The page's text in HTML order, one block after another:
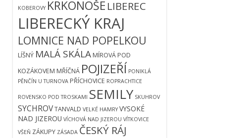
KOBEROVY KRKONOŠE LIBEREC
LIBERECKÝ KRAJ
LOMNICE NAD POPELKOU
LÍŠNÝ MALÁ SKÁLA MÍROVÁ POD
KOZÁKOVEM MŘÍČNÁ POJIZEŘÍ PONIKLÁ
PĚNČÍN U TURNOVA PŘÍCHOVICE ROPRACHTICE
ROVENSKO POD TROSKAMI SEMILY SKUHROV
SYCHROVTANVALD VELKÉ HAMRY VYSOKÉ
NAD JIZEROU VÍCHOVÁ NAD JIZEROU VÍTKOVICE
VŠEŇ ZÁKUPY ZÁSADA ČESKÝ RÁJ